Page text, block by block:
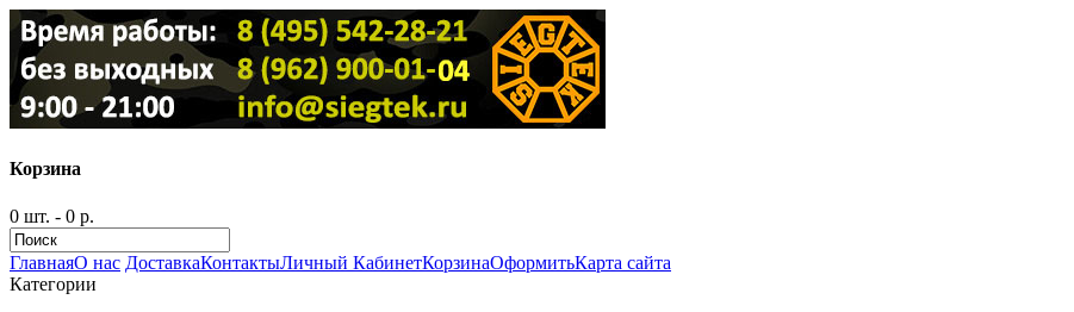
Корзина
0 шт. - 0 р.
ГлавнаяО нас ДоставкаКонтактыЛичный КабинетКорзинаОформитьКарта сайта
Категории